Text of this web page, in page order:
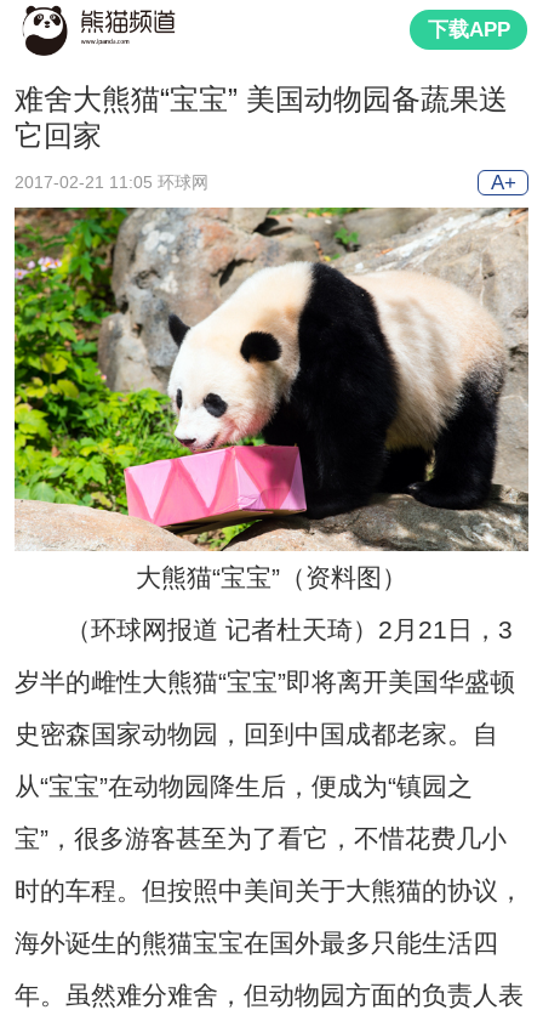
下载APP
难舍大熊猫“宝宝” 美国动物园备蔬果送
它回家
2017-02-21 11:05 环球网 A+
大熊猫“宝宝”（资料图）
（环球网报道 记者杜天琦）2月21日，3
岁半的雌性大熊猫“宝宝”即将离开美国华盛顿
史密森国家动物园，回到中国成都老家。自
从“宝宝”在动物园降生后，便成为“镇园之
宝”，很多游客甚至为了看它，不惜花费几小
时的车程。但按照中美间关于大熊猫的协议，
海外诞生的熊猫宝宝在国外最多只能生活四
年。虽然难分难舍，但动物园方面的负责人表